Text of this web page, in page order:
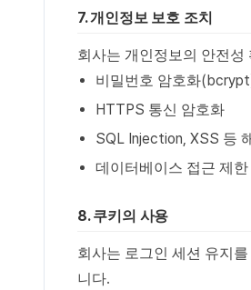
7. 개인정보 보호 조치
회사는 개인정보의 안전
비밀번호 암호화
HTTPS 통신 암호화
SQL Injection, XSS 등
데이터베이스 접근 제한
8. 쿠키의 사용
회사는 로그인 세션 유지
니다.